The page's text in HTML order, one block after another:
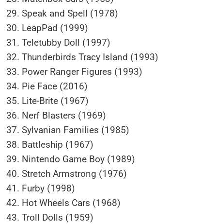
Speak and Spell (1978)
LeapPad (1999)
Teletubby Doll (1997)
Thunderbirds Tracy Island (1993)
Power Ranger Figures (1993)
Pie Face (2016)
Lite-Brite (1967)
Nerf Blasters (1969)
Sylvanian Families (1985)
Battleship (1967)
Nintendo Game Boy (1989)
Stretch Armstrong (1976)
Furby (1998)
Hot Wheels Cars (1968)
Troll Dolls (1959)